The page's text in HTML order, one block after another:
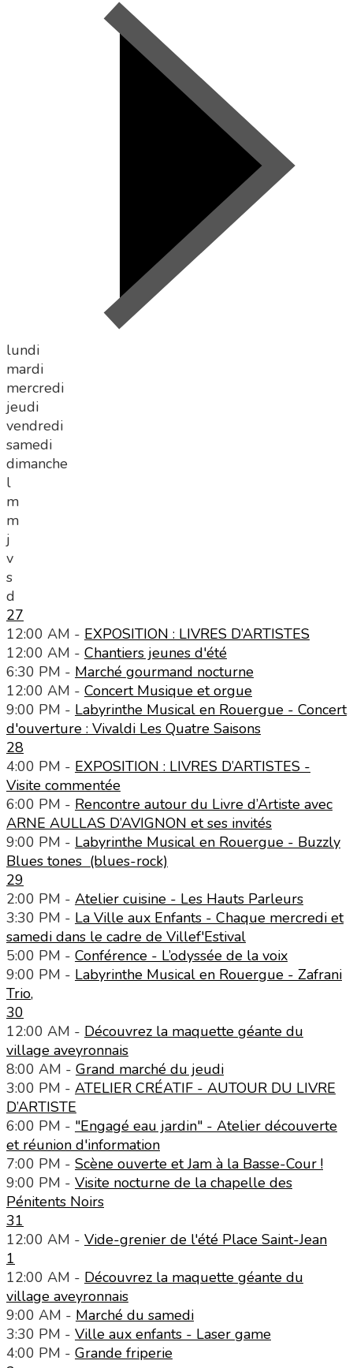
lundi
mardi
mercredi
jeudi
vendredi
samedi
dimanche
l
m
m
j
v
s
d
27
12:00 AM - EXPOSITION : LIVRES D’ARTISTES
12:00 AM - Chantiers jeunes d'été
6:30 PM - Marché gourmand nocturne
12:00 AM - Concert Musique et orgue
9:00 PM - Labyrinthe Musical en Rouergue - Concert
d'ouverture : Vivaldi Les Quatre Saisons
28
4:00 PM - EXPOSITION : LIVRES D’ARTISTES -
Visite commentée
6:00 PM - Rencontre autour du Livre d’Artiste avec
ARNE AULLAS D’AVIGNON et ses invités
9:00 PM - Labyrinthe Musical en Rouergue - Buzzly
Blues tones (blues-rock)
29
2:00 PM - Atelier cuisine - Les Hauts Parleurs
3:30 PM - La Ville aux Enfants - Chaque mercredi et
samedi dans le cadre de Villef'Estival
5:00 PM - Conférence - L’odyssée de la voix
9:00 PM - Labyrinthe Musical en Rouergue - Zafrani
Trio,
30
12:00 AM - Découvrez la maquette géante du
village aveyronnais
8:00 AM - Grand marché du jeudi
3:00 PM - ATELIER CRÉATIF - AUTOUR DU LIVRE
D’ARTISTE
6:00 PM - "Engagé eau jardin" - Atelier découverte
et réunion d'information
7:00 PM - Scène ouverte et Jam à la Basse-Cour !
9:00 PM - Visite nocturne de la chapelle des
Pénitents Noirs
31
12:00 AM - Vide-grenier de l'été Place Saint-Jean
1
12:00 AM - Découvrez la maquette géante du
village aveyronnais
9:00 AM - Marché du samedi
3:30 PM - Ville aux enfants - Laser game
4:00 PM - Grande friperie